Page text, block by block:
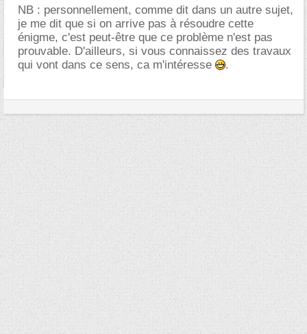
NB : personnellement, comme dit dans un autre sujet,
je me dit que si on arrive pas à résoudre cette
énigme, c'est peut-être que ce problème n'est pas
prouvable. D'ailleurs, si vous connaissez des travaux
qui vont dans ce sens, ca m'intéresse
.